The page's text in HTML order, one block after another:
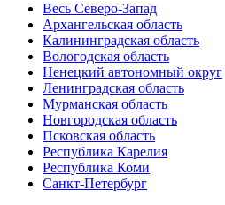
Весь Северо-Запад
Архангельская область
Калининградская область
Вологодская область
Ненецкий автономный округ
Ленинградская область
Мурманская область
Новгородская область
Псковская область
Республика Карелия
Республика Коми
Санкт-Петербург